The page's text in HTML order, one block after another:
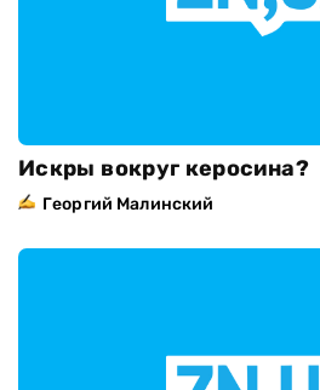
Искры вокруг керосина?
Георгий Малинский